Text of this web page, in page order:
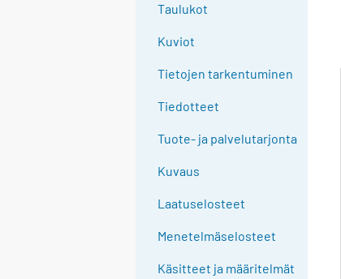
Taulukot
Kuviot
Tietojen tarkentuminen
Tiedotteet
Tuote- ja palvelutarjonta
Kuvaus
Laatuselosteet
Menetelmäselosteet
Käsitteet ja määritelmät